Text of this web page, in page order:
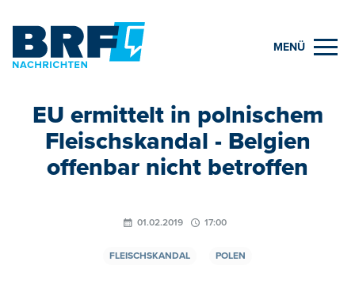
MENÜ
EU ermittelt in polnischem
Fleischskandal - Belgien
offenbar nicht betroffen
01.02.2019 17:00
FLEISCHSKANDAL POLEN